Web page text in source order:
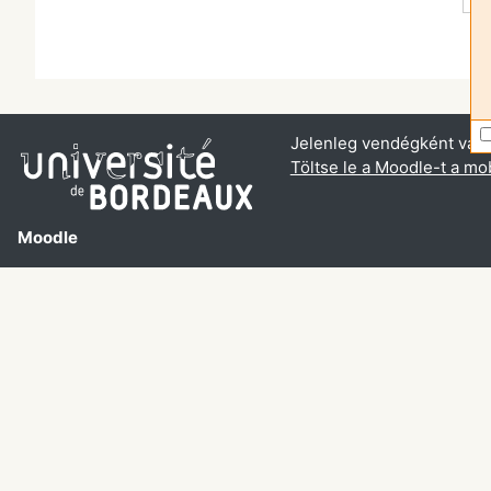
Moodle
Jelenleg vendégként
Töltse le a Moodle-t a